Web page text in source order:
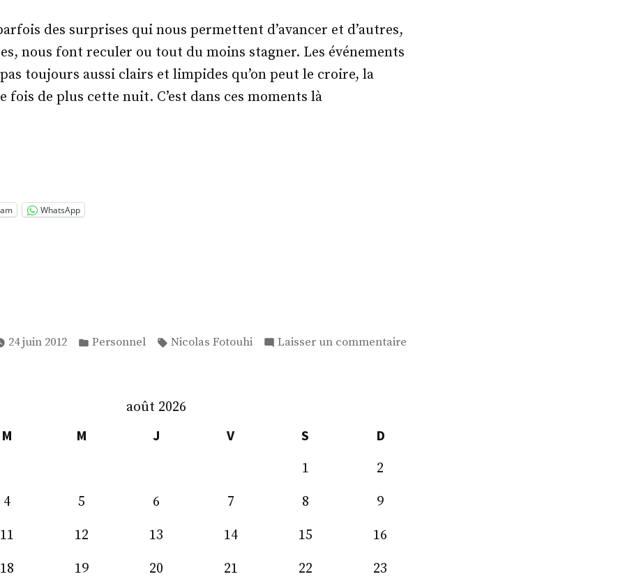
des surprises qui nous permettent d’avancer et d’autres,
nous font reculer ou tout du moins stagner. Les événements
toujours aussi clairs et limpides qu’on peut le croire, la
fois de plus cette nuit. C’est dans ces moments là
WhatsApp
24 juin 2012
Publié
Personnel Étiquettes :
Nicolas Fotouhi Laisser un commentairesur
août 2026
M M J V S
D
1
2
4 5 6 7 8
9
11 12 13 14 15
16
18 19 20 21 22 23